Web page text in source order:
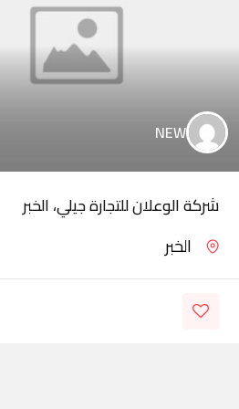
NEW
شركة الوعلان للتجارة جيلي، الخبر
الخبر